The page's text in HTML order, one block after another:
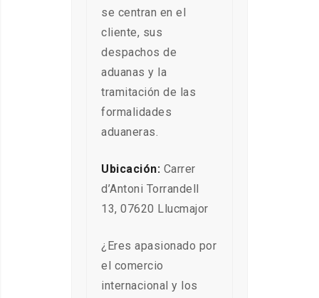
se centran en el
cliente, sus
despachos de
aduanas y la
tramitación de las
formalidades
aduaneras.
Ubicación: Carrer
d’Antoni Torrandell
13, 07620 Llucmajor
¿Eres apasionado por
el comercio
internacional y los